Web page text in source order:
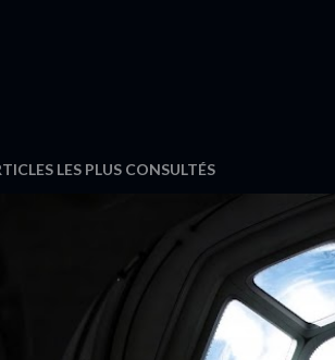
LES PLUS CONSULTÉS